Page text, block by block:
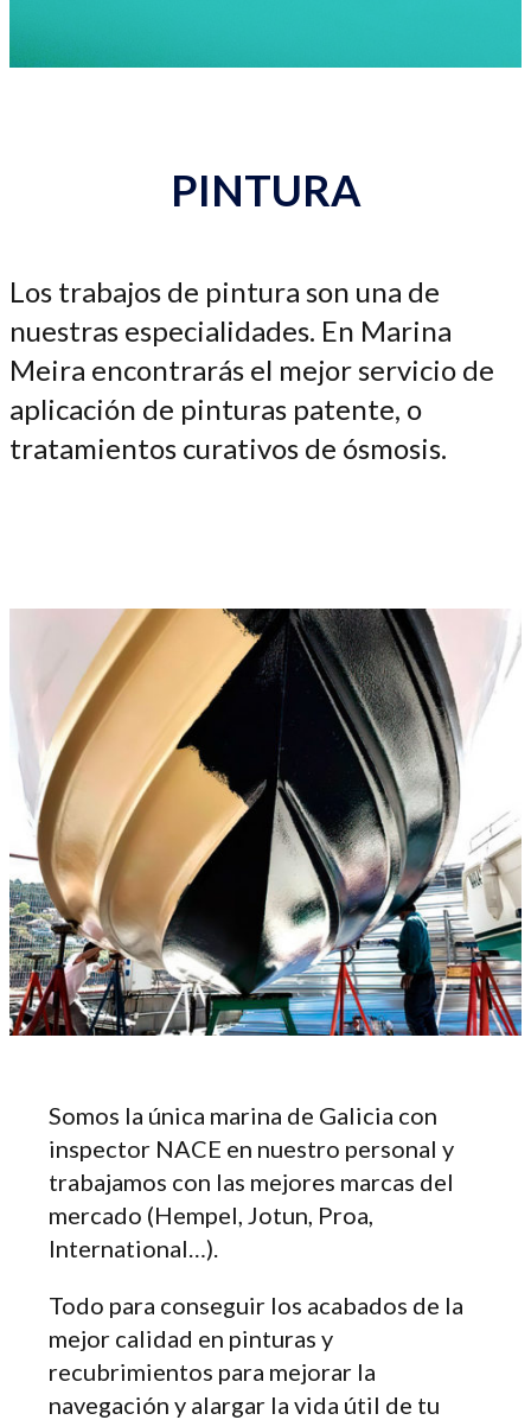
PINTURA
Los trabajos de pintura son una de
nuestras especialidades. En Marina
Meira encontrarás el mejor servicio de
aplicación de pinturas patente, o
tratamientos curativos de ósmosis.
Somos la única marina de Galicia con
inspector NACE en nuestro personal y
trabajamos con las mejores marcas del
mercado (Hempel, Jotun, Proa,
International…).
Todo para conseguir los acabados de la
mejor calidad en pinturas y
recubrimientos para mejorar la
navegación y alargar la vida útil de tu